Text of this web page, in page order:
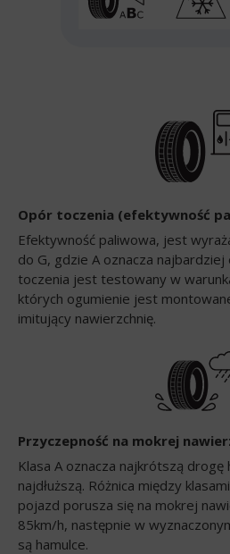
Opór toczenia (efektywność
Efektywność paliwowa, jest
do G, gdzie A oznacza
toczenia jest testowany w
których ogumienie jest
imitujący nawierzchnię.
Przyczepność na mokrej
Klasa A oznacza najkrótszą drogę
najdłuższą. Różnica między
pojazd porusza się na mokrej
85km/h, następnie w
są hamulce.